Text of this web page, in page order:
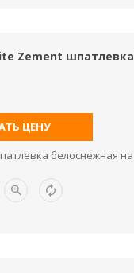
Zement
ЦЕНУ
белоснежная